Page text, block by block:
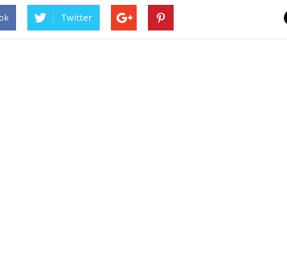
Twitter